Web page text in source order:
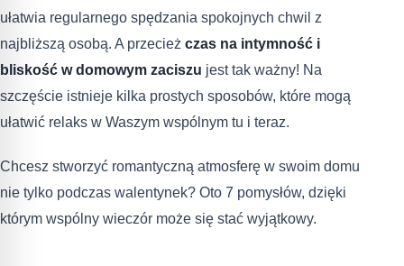
ułatwia regularnego spędzania spokojnych chwil z
najbliższą osobą. A przecież czas na intymność i
bliskość w domowym zaciszu jest tak ważny! Na
szczęście istnieje kilka prostych sposobów, które mogą
ułatwić relaks w Waszym wspólnym tu i teraz.
Chcesz stworzyć romantyczną atmosferę w swoim domu
nie tylko podczas walentynek? Oto 7 pomysłów, dzięki
którym wspólny wieczór może się stać wyjątkowy.